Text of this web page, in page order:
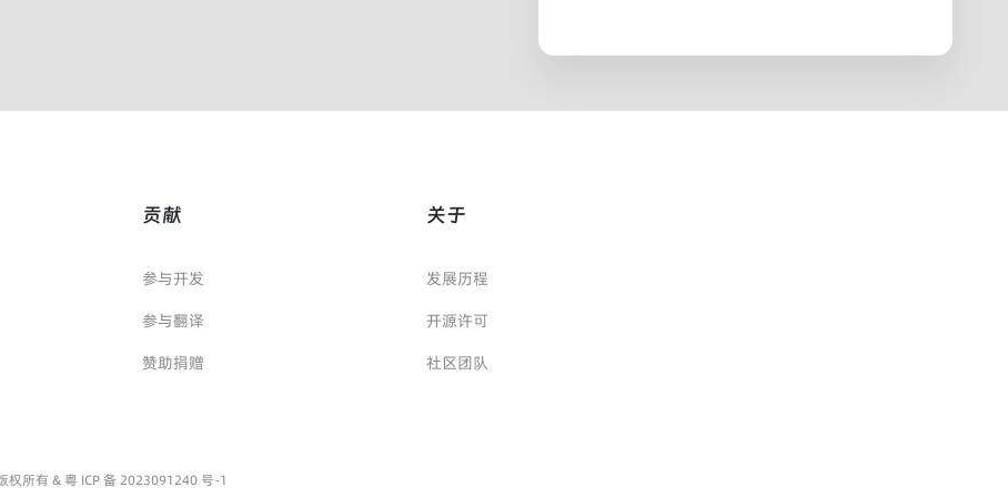
贡献
参与开发
参与翻译
赞助捐赠
关于
发展历程
开源许可
社区团队
权所有 &粤 ICP 备 2023091240 号-1